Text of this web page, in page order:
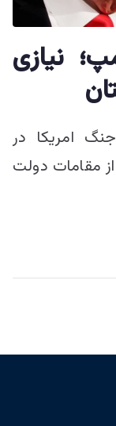
نیازی
امریکا در
از مقامات دولت